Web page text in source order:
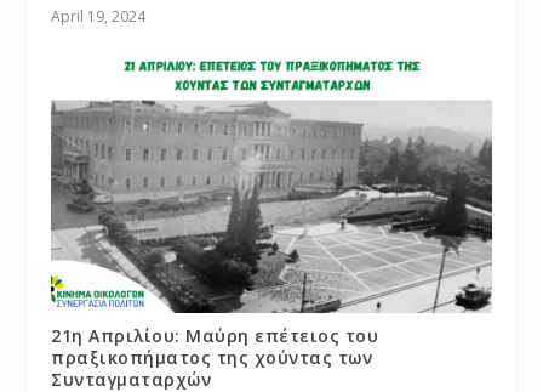
April 19, 2024
21η Απριλίου: Μαύρη επέτειος του
πραξικοπήματος της χούντας των
Συνταγματαρχών